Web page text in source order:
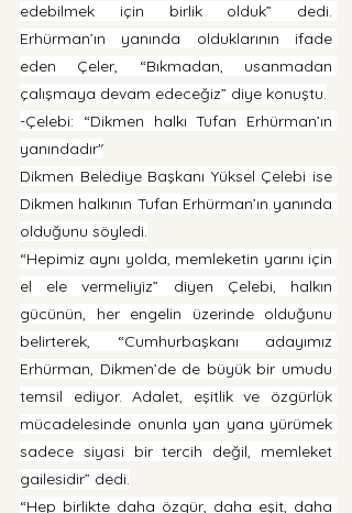
edebilmek için birlik olduk” dedi.
Erhürman’ın yanında olduklarının ifade
eden Çeler, “Bıkmadan, usanmadan
çalışmaya devam edeceğiz” diye konuştu.
-Çelebi: “Dikmen halkı Tufan Erhürman’ın
yanındadır"
Dikmen Belediye Başkanı Yüksel Çelebi ise
Dikmen halkının Tufan Erhürman’ın yanında
olduğunu söyledi.
“Hepimiz aynı yolda, memleketin yarını için
el ele vermeliyiz” diyen Çelebi, halkın
gücünün, her engelin üzerinde olduğunu
belirterek, “Cumhurbaşkanı adayımız
Erhürman, Dikmen’de de büyük bir umudu
temsil ediyor. Adalet, eşitlik ve özgürlük
mücadelesinde onunla yan yana yürümek
sadece siyasi bir tercih değil, memleket
gailesidir” dedi.
“Hep birlikte daha özgür, daha eşit, daha